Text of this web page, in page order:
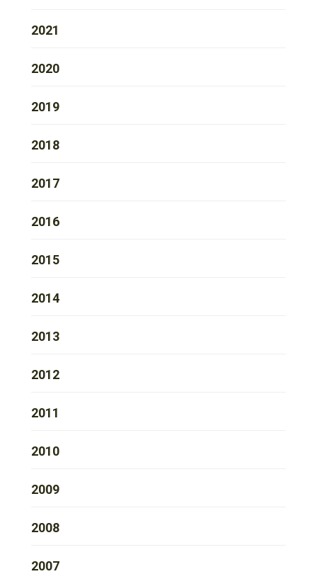
2021
2020
2019
2018
2017
2016
2015
2014
2013
2012
2011
2010
2009
2008
2007